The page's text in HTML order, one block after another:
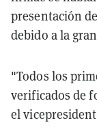
presentación
debido a la
"Todos los
verificados de
el